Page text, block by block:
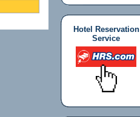
Hotel Reservation
Service